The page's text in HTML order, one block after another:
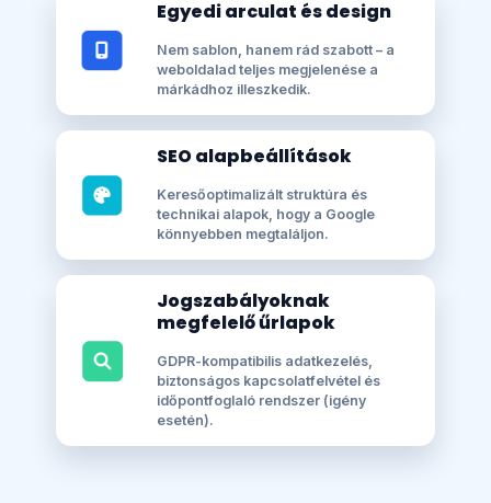
Egyedi arculat és design
Nem sablon, hanem rád szabott – a
weboldalad teljes megjelenése a
márkádhoz illeszkedik.
SEO alapbeállítások
Keresőoptimalizált struktúra és
technikai alapok, hogy a Google
könnyebben megtaláljon.
Jogszabályoknak
megfelelő űrlapok
GDPR-kompatibilis adatkezelés,
biztonságos kapcsolatfelvétel és
időpontfoglaló rendszer (igény
esetén).